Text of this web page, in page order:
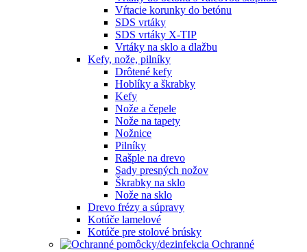
Vŕtacie korunky do betónu
SDS vrtáky
SDS vrtáky X-TIP
Vrtáky na sklo a dlažbu
Kefy, nože, pilníky
Drôtené kefy
Hoblíky a škrabky
Kefy
Nože a čepele
Nože na tapety
Nožnice
Pilníky
Rašple na drevo
Sady presných nožov
Škrabky na sklo
Nože na sklo
Drevo frézy a súpravy
Kotúče lamelové
Kotúče pre stolové brúsky
Ochranné